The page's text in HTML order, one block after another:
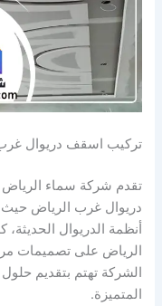
تركيب اسقف دريوال
تقدم شركة سماء
دريوال غرب الرياض حيث
أنظمة الدريوال
الرياض على تصميمات
الشركة تهتم بتقديم
المتميزة.